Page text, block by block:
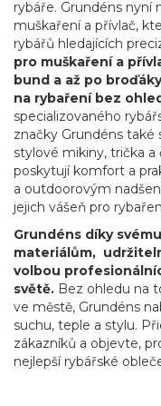
rybáře. Grundéns nyní
muškaření a přívlač,
rybářů hledajících
pro muškaření a
bund a až po
na rybaření bez
specializovaného
značky Grundéns také
stylové mikiny, trička a
poskytují komfort a
a outdoorovým
jejich vášeň pro
Grundéns díky
materiálům,
volbou
světě. Bez ohledu na
ve městě, Grundéns
suchu, teple a stylu.
zákazníků a objevte,
nejlepší rybářské